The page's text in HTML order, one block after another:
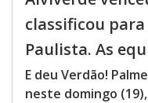
classificou
Paulista. As
E deu Verdão!
neste domingo